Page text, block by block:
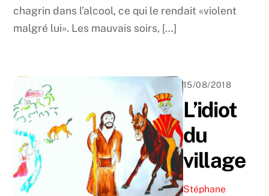
chagrin dans l’alcool, ce qui le rendait «violent
malgré lui». Les mauvais soirs, […]
15/08/2018
L’idiot
du
village
Stéphane